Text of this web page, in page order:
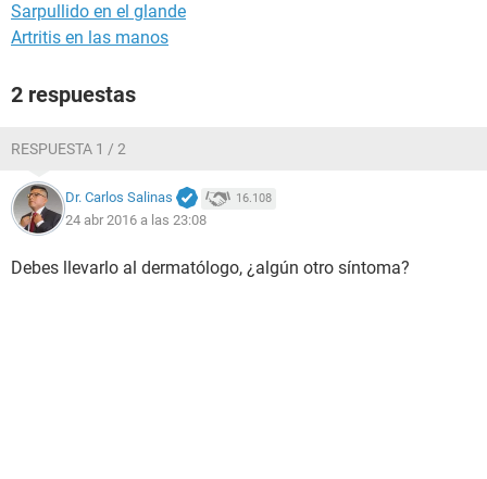
Sarpullido en el glande
Artritis en las manos
2 respuestas
RESPUESTA 1 / 2
Dr. Carlos Salinas 16.108
24 abr 2016 a las 23:08
Debes llevarlo al dermatólogo, ¿algún otro síntoma?